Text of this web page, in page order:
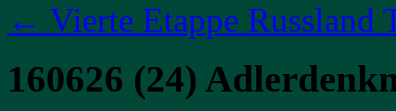
← Vierte Etappe Russland
160626 (24)